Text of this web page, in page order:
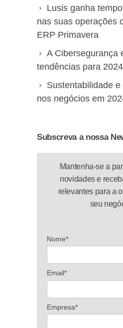
Lusis ganha
nas suas operações
ERP Primavera
A Cibersegurança
tendências para 2024
Sustentabilidade e
nos negócios em
Subscreva a nossa
Mantenha-se a
novidades e
relevantes para a
seu
Nome*
Email*
Empresa*